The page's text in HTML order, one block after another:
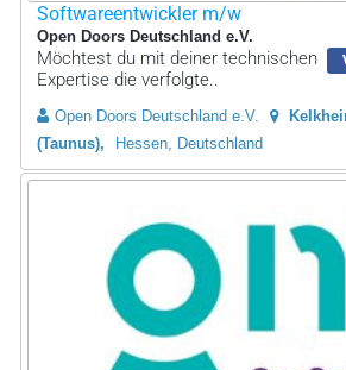
Softwareentwickler m/w
Open Doors Deutschland e.V.
Möchtest du mit deiner technischen
Expertise die verfolgte..
Open Doors Deutschland e.V.
(Taunus)
Hessen, Deutschland